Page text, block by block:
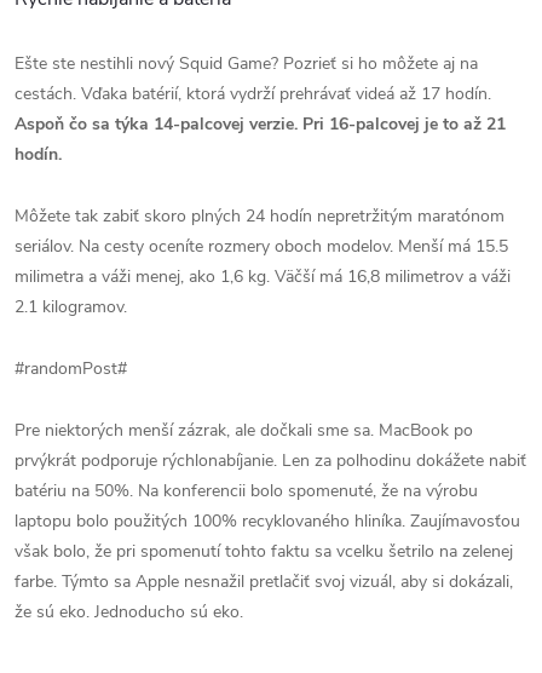
Ešte ste nestihli nový Squid Game? Pozrieť si ho môžete aj na
cestách. Vďaka batérií, ktorá vydrží prehrávať videá až 17 hodín.
Aspoň čo sa týka 14-palcovej verzie. Pri 16-palcovej je to až 21
hodín.
Môžete tak zabiť skoro plných 24 hodín nepretržitým maratónom
seriálov. Na cesty oceníte rozmery oboch modelov. Menší má 15.5
milimetra a váži menej, ako 1,6 kg. Väčší má 16,8 milimetrov a váži
2.1 kilogramov.
#randomPost#
Pre niektorých menší zázrak, ale dočkali sme sa. MacBook po
prvýkrát podporuje rýchlonabíjanie. Len za polhodinu dokážete nabiť
batériu na 50%. Na konferencii bolo spomenuté, že na výrobu
laptopu bolo použitých 100% recyklovaného hliníka. Zaujímavosťou
však bolo, že pri spomenutí tohto faktu sa vcelku šetrilo na zelenej
farbe. Týmto sa Apple nesnažil pretlačiť svoj vizuál, aby si dokázali,
že sú eko. Jednoducho sú eko.